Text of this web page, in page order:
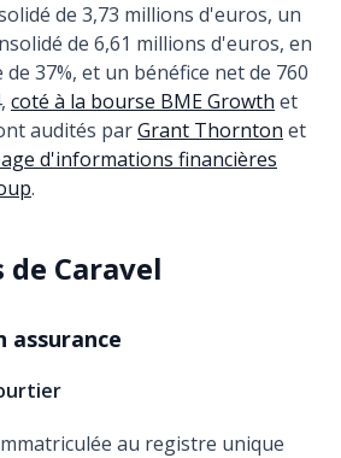
de 3,73 millions d'euros, un
de 6,61 millions d'euros, en
37%, et un bénéfice net de 760
coté à la bourse BME Growth et
audités parGrant Thornton et
d'informations financières
.
Caravel
assurance
au registre unique